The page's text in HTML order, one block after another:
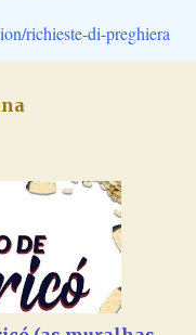
richieste-di-preghiera